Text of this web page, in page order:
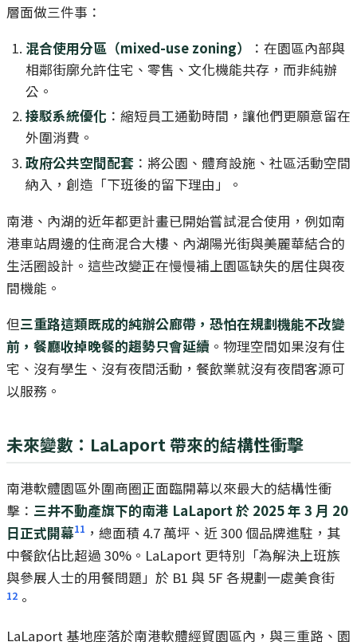
層面做三件事：
混合使用分區（mixed-use zoning）
：在園區內部與
相鄰街廓允許住宅、零售、文化機能共存，而非純辦
公。
接駁系統優化 ：縮短員工通勤時間，讓他們更願意留在
外圍消費。
政府公共空間配套 ：將公園、體育設施、社區活動空間
納入，創造「下班後的留下理由」。
南港、內湖的近年都更計畫已開始嘗試混合使用，例如南
港車站周邊的住商混合大樓、內湖陽光街與美麗華結合的
生活圈設計。這些改變正在慢慢補上園區缺失的居住與夜
間機能。
但三重路這類既成的純辦公廊帶，恐怕在規劃機能不改變
前，餐廳收掉晚餐的趨勢只會延續 。物理空間如果沒有住
宅、沒有學生、沒有夜間活動，餐飲業就沒有夜間客源可
以服務。
未來變數：LaLaport 帶來的結構性衝擊
南港軟體園區外圍商圈正面臨開幕以來最大的結構性衝
擊： 三井不動產旗下的南港 LaLaport 於 2025 年 3 月 20
日正式開幕11 ，總面積 4.7 萬坪、近 300 個品牌進駐，其
中餐飲佔比超過 30%。LaLaport 更特別「為解決上班族
與參展人士的用餐問題」於 B1 與 5F 各規劃一處美食街
12 。
LaLaport 基地座落於南港軟體經貿園區內，與三重路、園